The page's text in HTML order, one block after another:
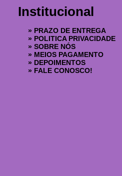
Institucional
» PRAZO DE ENTREGA
» POLITICA PRIVACIDADE
» SOBRE NÓS
» MEIOS PAGAMENTO
» DEPOIMENTOS
» FALE CONOSCO!